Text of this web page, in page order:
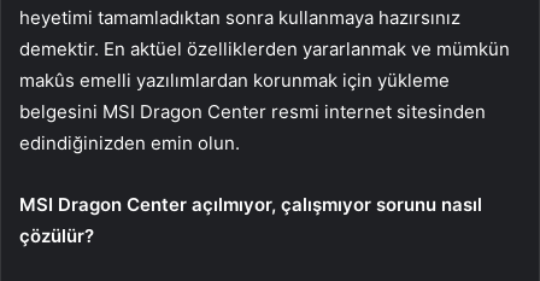
heyetimi tamamladıktan sonra kullanmaya hazırsınız
demektir. En aktüel özelliklerden yararlanmak ve mümkün
makûs emelli yazılımlardan korunmak için yükleme
belgesini MSI Dragon Center resmi internet sitesinden
edindiğinizden emin olun.
MSI Dragon Center açılmıyor, çalışmıyor sorunu nasıl
çözülür?